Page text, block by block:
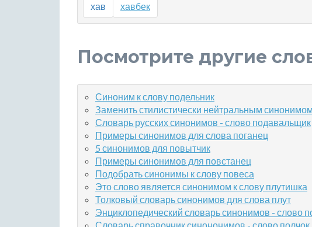
хав хавбек
Посмотрите другие
Синоним к слову подельник
Заменить стилистически нейтральным
Словарь русских синонимов - слово подавальщик
Примеры синонимов для слова поганец
5 синонимов для повытчик
Примеры синонимов для повстанец
Подобрать синонимы к слову повеса
Это слово является синонимом к слову плутишка
Толковый словарь синонимов для слова плут
Энциклопедический словарь синонимов - слово